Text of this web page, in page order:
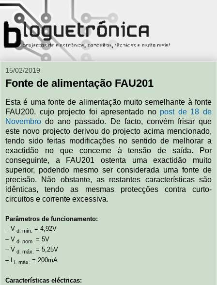
15/02/2019
Fonte de alimentação FAU201
Esta é uma fonte de alimentação muito semelhante à fonte
FAU200, cujo projecto foi apresentado no post de 18 de
Novembro do ano passado. De facto, convém frisar que
este novo projecto derivou do projecto acima mencionado,
tendo sido feitas modificações no sentido de melhorar a
exactidão no que concerne à tensão de saída. Por
conseguinte, a FAU201 ostenta uma exactidão muito
superior, podendo mesmo ser considerada uma fonte de
precisão. Não obstante, as restantes características são
idênticas, tendo as mesmas protecções contra curto-
circuitos e corrente excessiva.
Parâmetros de funcionamento:
– V d. mín. = 4,92V
– V d. nom. = 5V
– V d. máx.
= 5,25V
– I
L máx. = 200mA
Características eléctricas: